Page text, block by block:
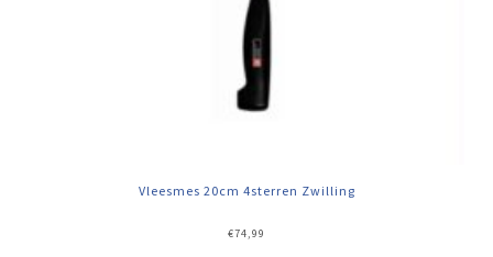
Vleesmes 20cm 4sterren Zwilling
€74,99